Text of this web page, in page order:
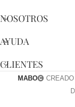
NOSOTROS
AYUDA
CLIENTES
MABO